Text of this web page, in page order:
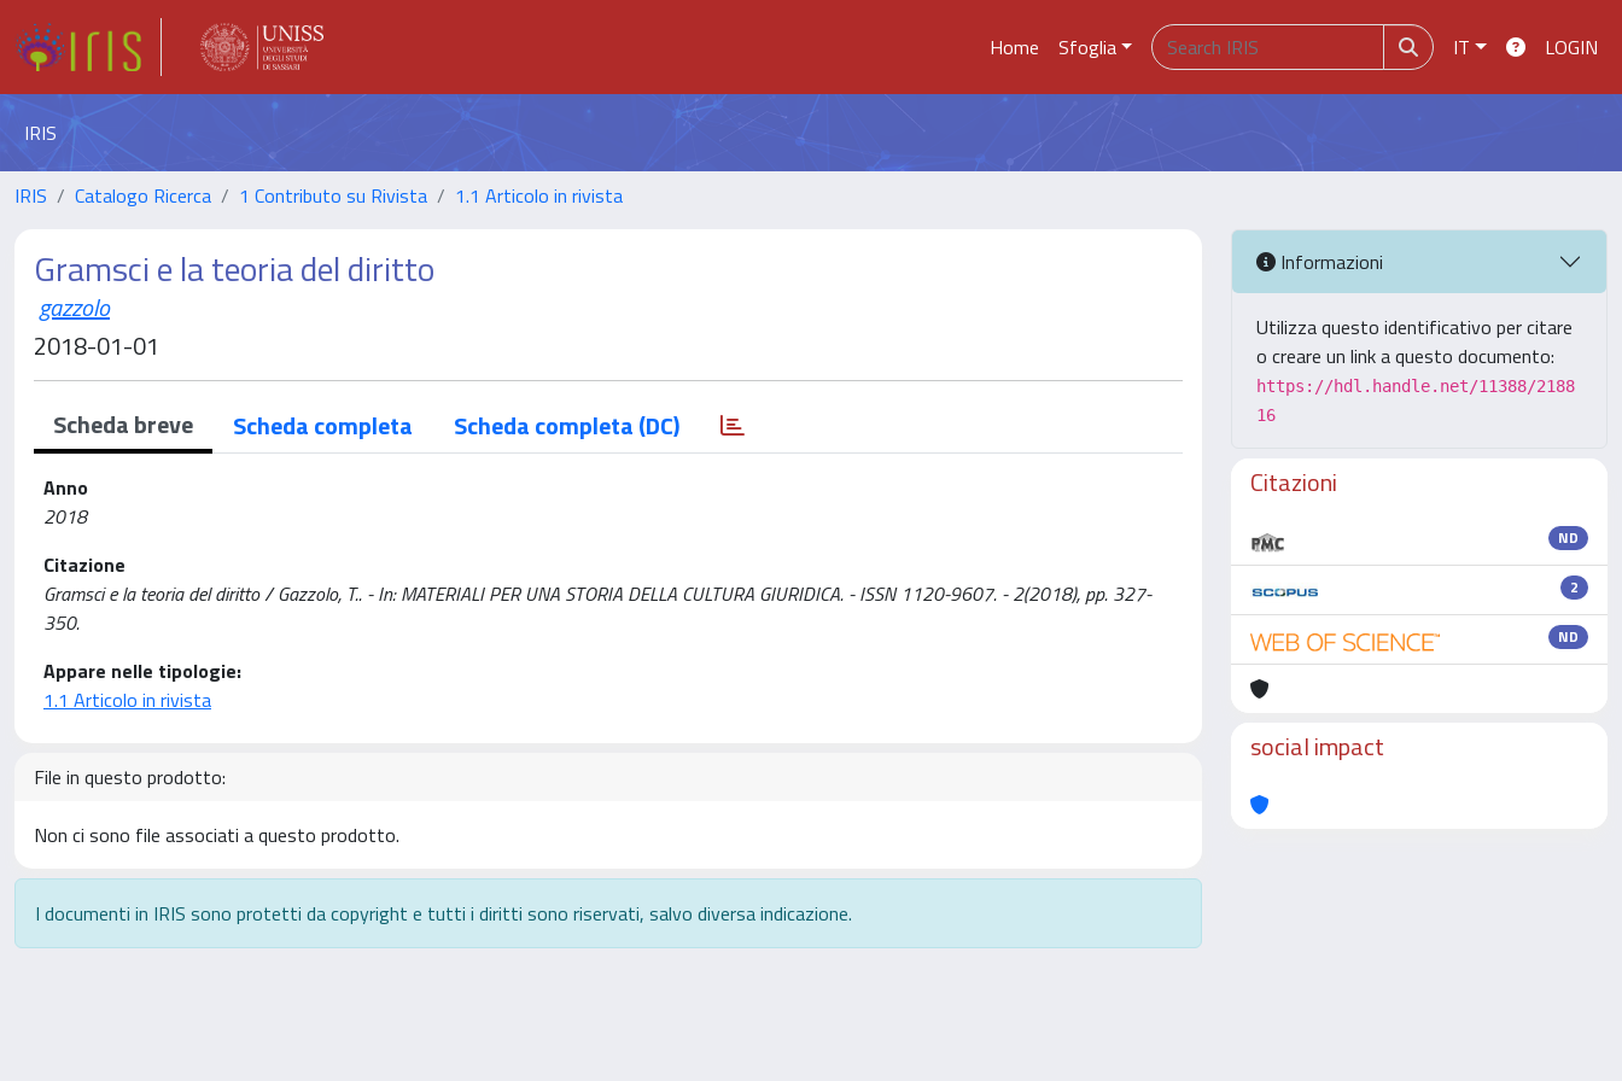
Home Sfoglia IT LOGIN
IRIS
IRIS Catalogo Ricerca 1 Contributo su Rivista 1.1 Articolo in rivista
Gramsci e la teoria del diritto
gazzolo
2018-01-01
Scheda breve Scheda completa Scheda completa (DC)
Anno
2018
Citazione
Gramsci e la teoria del diritto / Gazzolo, T.. - In: MATERIALI PER UNA STORIA DELLA CULTURA GIURIDICA. - ISSN 1120-9607. - 2(2018), pp. 327-
350.
Appare nelle tipologie:
1.1 Articolo in rivista
File in questo prodotto:
Non ci sono file associati a questo prodotto.
I documenti in IRIS sono protetti da copyright e tutti i diritti sono riservati, salvo diversa indicazione.
Informazioni
Utilizza questo identificativo per citare
o creare un link a questo documento:
https://hdl.handle.net/11388/2188
16
Citazioni
ND
2
ND
social impact